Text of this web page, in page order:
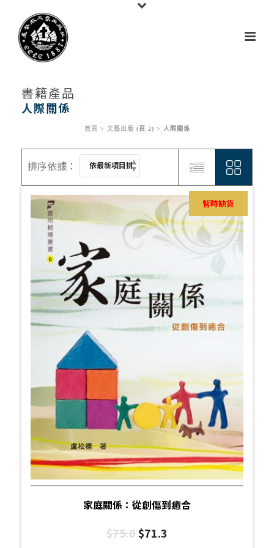
書籍產品
首頁 > 文藝出版 (頁 2) > 人際關係
人際關係
家庭關係：從創傷到癒合
暫時缺貨
$75.0$71.3